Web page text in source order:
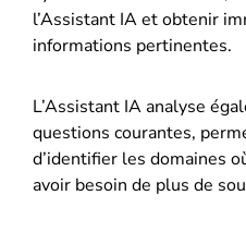
l’Assistant IA et obtenir
informations pertinentes.
L’Assistant IA analyse
questions courantes,
d’identifier les domaines
avoir besoin de plus de